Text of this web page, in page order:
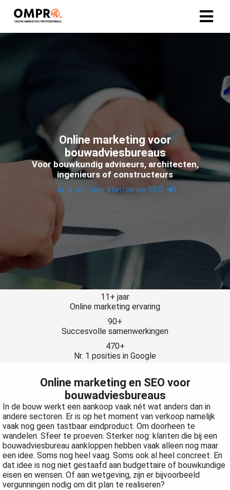
Online marketing voor
bouwadviesbureaus
Voor bouwkundig adviseurs, architecten,
ingenieurs of constructeurs
Ja, ik wil meer klanten via SEO
11+ jaar
Online marketing ervaring
90+
Succesvolle samenwerkingen
470+
Nr. 1 posities in Google
Online marketing en SEO voor
bouwadviesbureaus
In de bouw werkt een aankoop vaak nét wat anders dan in
andere sectoren. Er is op het moment van verkoop namelijk
vaak nog geen tastbaar eindproduct. Om doorheen te
wandelen. Sfeer te proeven. Sterker nog: klanten die bij een
bouwadviesbureau aankloppen hebben vaak alleen nog maar
een idee. Soms nog heel vaag. Soms ook al heel concreet. En
dat idee is nog niet gestaafd aan budgettaire of bouwkundige
eisen en wensen. Of aan wetgeving, zijn er bijvoorbeeld
vergunningen nodig om dit plan te realiseren?
zijn
om
gebruikt
te
de
Hierdoor